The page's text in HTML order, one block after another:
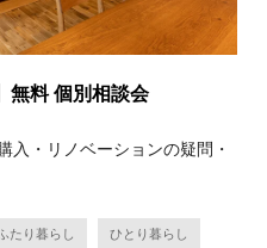
無料 個別相談会
入・リノベーションの疑問・
たり暮らし ひとり暮らし